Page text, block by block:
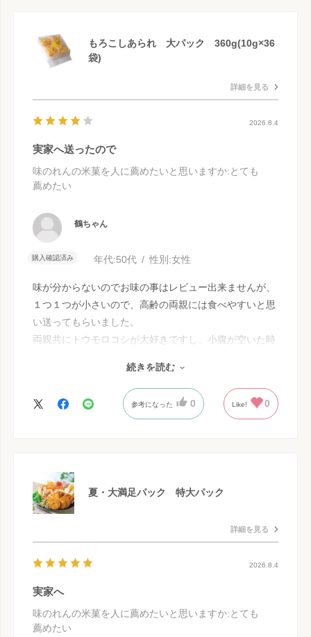
もろこしあられ 大パック 360g(10g×36
袋)
詳細を見る
2026.8.4
実家へ送ったので
味のれんの米菓を人に薦めたいと思いますか:とても
薦めたい
鶴ちゃん
購入確認済み 年代:50代 性別:女性
味が分からないのでお味の事はレビュー出来ませんが、
１つ１つが小さいので、高齢の両親には食べやすいと思
い送ってもらいました。
両親共にトウモロコシが大好きですし、小腹が空いた時
色んな味のテトラパックが出ると、嬉しいですね～
続きを読む
参考になった 0 Like! 0
夏・大満足パック 特大パック
詳細を見る
2026.8.4
実家へ
味のれんの米菓を人に薦めたいと思いますか:とても
薦めたい